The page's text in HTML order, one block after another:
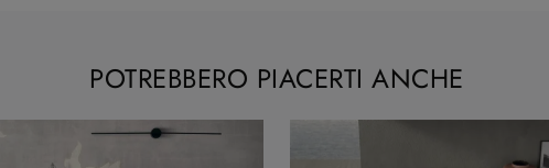
POTREBBERO PIACERTI ANCHE